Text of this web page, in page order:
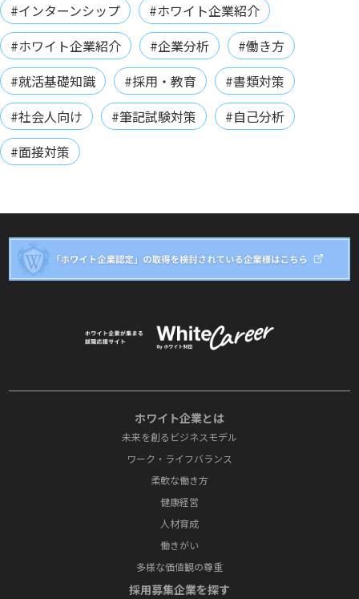
#インターンシップ
#ホワイト企業紹介
#ホワイト企業紹介
#企業分析
#働き方
#就活基礎知識
#採用・教育
#書類対策
#社会人向け
#筆記試験対策
#自己分析
#面接対策
ホワイト企業とは
未来を創るビジネスモデル
ワーク・ライフバランス
柔軟な働き方
健康経営
人材育成
働きがい
多様な価値観の尊重
採⽤募集企業を探す